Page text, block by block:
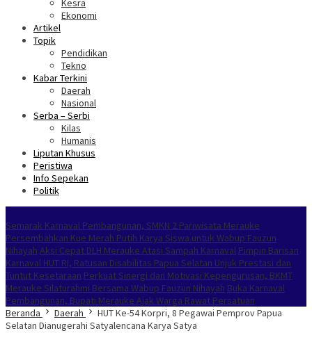
Kesra
Ekonomi
Artikel
Topik
Pendidikan
Tekno
Kabar Terkini
Daerah
Nasional
Serba – Serbi
Kilas
Humanis
Liputan Khusus
Peristiwa
Info Sepekan
Politik
Semarak Karnaval Pembangunan, SMKN 2 Pariwisata Merauke
Persembahkan Kue Merah Putih Karya Siswa untuk Wabup Fauzun
Nihayah Aksi Cepat DLH Merauke Atasi Sampah Karnaval Pimpin Barisan
Karnaval HUT RI, Ratusan Disabilitas Papua Selatan Unjuk Prestasi dan
Tuntut Kesetaraan Perkuat Sinergi dan Motivasi Kepengurusan, BKMT
Merauke Silaturahmi Bersama Wabup Fauzun Nihayah Buka Karnaval
Pembangunan, Bupati Merauke Ajak Warga Rawat Persatuan
Beranda
Daerah
HUT Ke-54 Korpri, 8 Pegawai Pemprov Papua
Selatan Dianugerahi Satyalencana Karya Satya